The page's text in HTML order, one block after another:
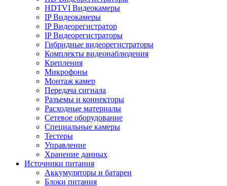
HDTVI Видеокамеры
IP Видеокамеры
IP Видеорегистратор
IP Видеорегистраторы
Гибридные видеорегистраторы
Комплекты видеонаблюдения
Крепления
Микрофоны
Монтаж камер
Передача сигнала
Разъемы и коннекторы
Расходные материалы
Сетевое оборудование
Специальные камеры
Тестеры
Управление
Хранение данных
Источники питания
Аккумуляторы и батареи
Блоки питания